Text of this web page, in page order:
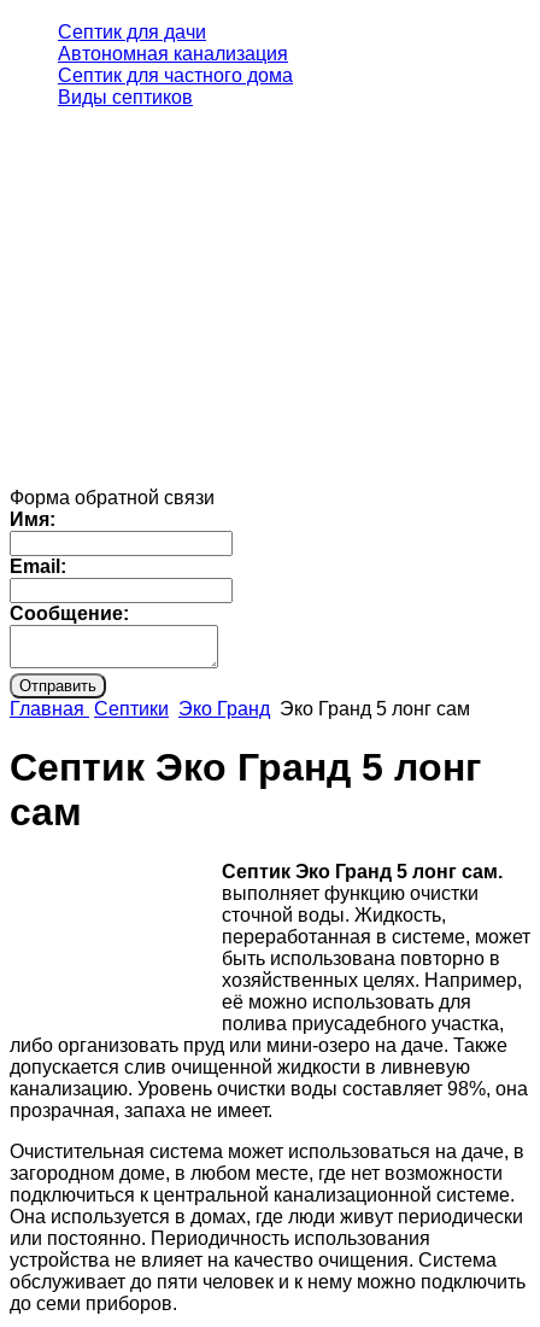
Септик для дачи
Автономная канализация
Септик для частного дома
Виды септиков
Форма обратной связи
Имя:
Email:
Сообщение:
Главная Септики Эко Гранд Эко Гранд 5 лонг сам
Септик Эко Гранд 5 лонг
сам
Септик Эко Гранд 5 лонг сам.
выполняет функцию очистки
сточной воды. Жидкость,
переработанная в системе, может
быть использована повторно в
хозяйственных целях. Например,
её можно использовать для
полива приусадебного участка,
либо организовать пруд или мини-озеро на даче. Также
допускается слив очищенной жидкости в ливневую
канализацию. Уровень очистки воды составляет 98%, она
прозрачная, запаха не имеет.
Очистительная система может использоваться на даче, в
загородном доме, в любом месте, где нет возможности
подключиться к центральной канализационной системе.
Она используется в домах, где люди живут периодически
или постоянно. Периодичность использования
устройства не влияет на качество очищения. Система
обслуживает до пяти человек и к нему можно подключить
до семи приборов.